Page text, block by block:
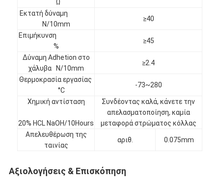
Γύρος εργοστασίων
Ποιοτικός έλεγχος
Μας ελάτε σε επαφή με
Ταινία μόνωσης υφασμάτων γυαλιού
Ανθεκτική στη θερμότητα ταινία μόνωσης
Ω
Εκτατή δύναμη
N/10mm
≥40
Επιμήκυνση
%
≥45
Δύναμη Adhetion στο
χάλυβα N/10mm
≥2.4
Θερμοκρασία εργασίας
°C
-73~280
Χημική αντίσταση
20% HCL NaOH/10Hours
Συνδέοντας καλά, κάνετε την
απελασματοποίηση, καμία
μεταφορά στρώματος κόλλας
Απελευθέρωση της
ταινίας
αριθ. 0.075mm
Αξιολογήσεις & Επισκόπηση